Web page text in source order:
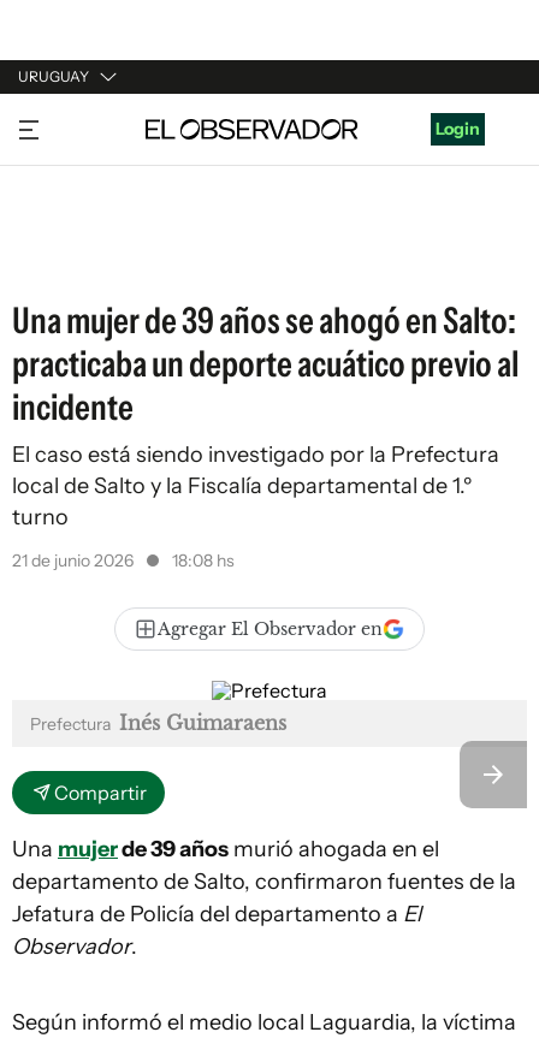
URUGUAY
URUGUAY
ARGENTINA
Login
Una mujer de 39 años se ahogó en Salto:
practicaba un deporte acuático previo al
incidente
El caso está siendo investigado por la Prefectura
local de Salto y la Fiscalía departamental de 1.º
turno
21 de junio 2026 18:08 hs
Agregar El Observador en
Prefectura Inés Guimaraens
Compartir
Una mujerde 39 años murió ahogada en el
departamento de Salto, confirmaron fuentes de la
Jefatura de Policía del departamento a El
Observador.
Según informó el medio local Laguardia, la víctima